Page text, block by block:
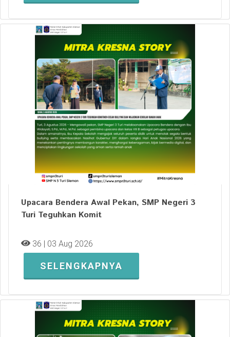
Upacara Bendera Awal Pekan, SMP Negeri 3
Turi Teguhkan Komit
36 | 03 Aug 2026
SELENGKAPNYA